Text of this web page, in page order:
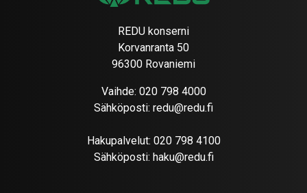
REDU konserni
Korvanranta 50
96300 Rovaniemi
Vaihde: 020 798 4000
Sähköposti: redu@redu.fi
Hakupalvelut: 020 798 4100
Sähköposti: haku@redu.fi